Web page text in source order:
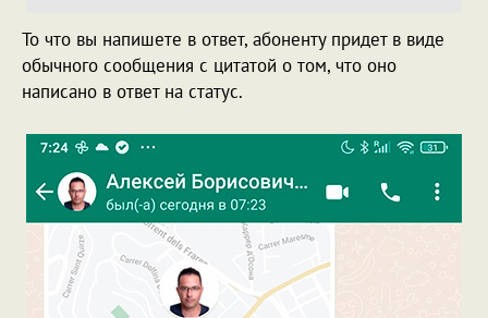
То что вы напишете в ответ, абоненту придет в виде
обычного сообщения с цитатой о том, что оно
написано в ответ на статус.